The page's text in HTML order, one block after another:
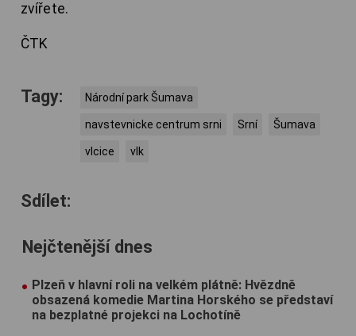
zvířete.
ČTK
Tagy: Národní park Šumava
navstevnicke centrum srni Srní Šumava
vlcice vlk
Sdílet:
Nejčtenější dnes
Plzeň v hlavní roli na velkém plátně: Hvězdně
obsazená komedie Martina Horského se představí
na bezplatné projekci na Lochotíně